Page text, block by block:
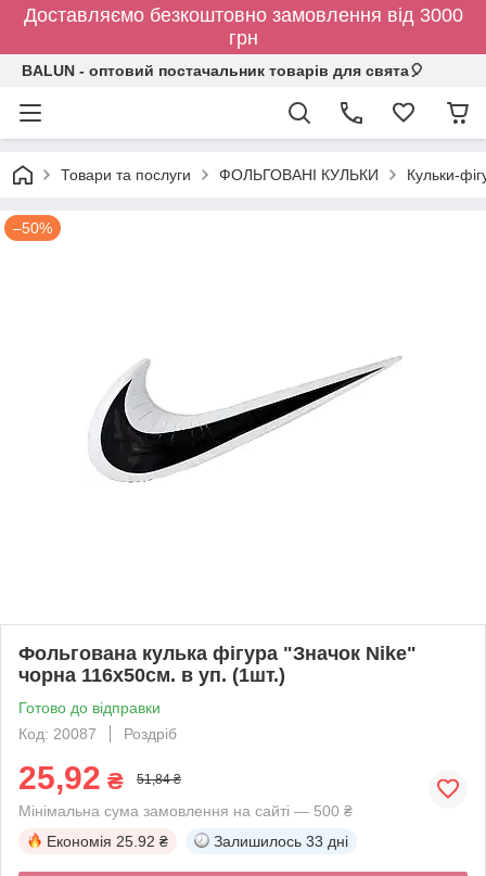
Доставляємо безкоштовно замовлення від 3000
грн
BALUN - оптовий постачальник товарів для свята🎈
Товари та послуги ФОЛЬГОВАНІ КУЛЬКИ Кульки-
–50%
Фольгована кулька фігура "Значок Nike"
чорна 116х50см. в уп. (1шт.)
Готово до відправки
Код: 20087
Роздріб
25,92 ₴ 51,84 ₴
Мінімальна сума замовлення на сайті — 500 ₴
Економія 25.92 ₴ Залишилось 33 дні